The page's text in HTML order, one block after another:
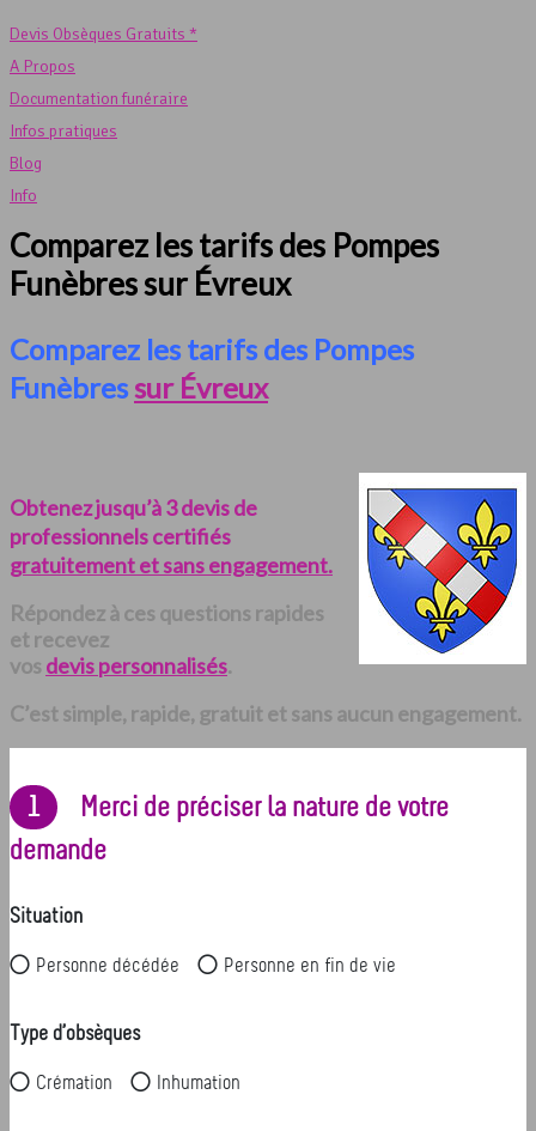
Devis Obsèques Gratuits *
A Propos
Documentation funéraire
Infos pratiques
Blog
Info
Comparez les tarifs des Pompes
Funèbres sur Évreux
Comparez les tarifs des Pompes
Funèbres sur Évreux
Obtenez jusqu’à 3 devis de
professionnels certifiés
gratuitement et sans engagement.
Répondez à ces questions rapides
et recevez
vos devis personnalisés.
C’est simple, rapide, gratuit et sans aucun engagement.